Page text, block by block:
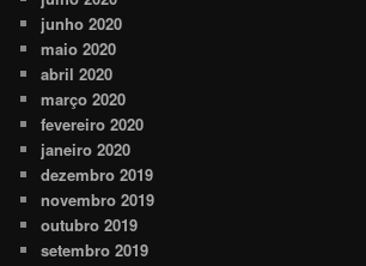
junho 2020
maio 2020
abril 2020
março 2020
fevereiro 2020
janeiro 2020
dezembro 2019
novembro 2019
outubro 2019
setembro 2019